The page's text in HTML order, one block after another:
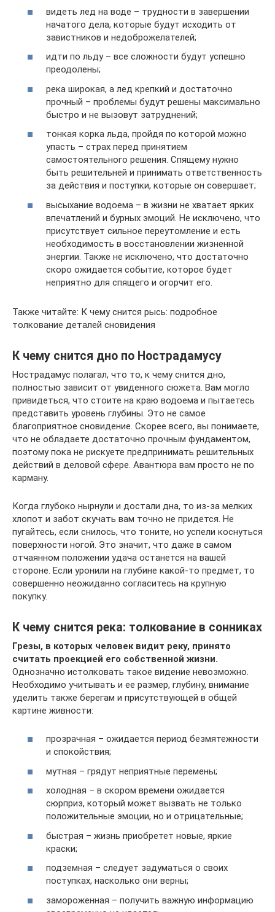
видеть лед на воде – трудности в завершении
начатого дела, которые будут исходить от
завистников и недоброжелателей;
идти по льду – все сложности будут успешно
преодолены;
река широкая, а лед крепкий и достаточно
прочный – проблемы будут решены максимально
быстро и не вызовут затруднений;
тонкая корка льда, пройдя по которой можно
упасть – страх перед принятием
самостоятельного решения. Спящему нужно
быть решительней и принимать ответственность
за действия и поступки, которые он совершает;
высыхание водоема – в жизни не хватает ярких
впечатлений и бурных эмоций. Не исключено, что
присутствует сильное переутомление и есть
необходимость в восстановлении жизненной
энергии. Также не исключено, что достаточно
скоро ожидается событие, которое будет
неприятно для спящего и огорчит его.
Также читайте: К чему снится рысь: подробное
толкование деталей сновидения
К чему снится дно по Нострадамусу
Нострадамус полагал, что то, к чему снится дно,
полностью зависит от увиденного сюжета. Вам могло
привидеться, что стоите на краю водоема и пытаетесь
представить уровень глубины. Это не самое
благоприятное сновидение. Скорее всего, вы понимаете,
что не обладаете достаточно прочным фундаментом,
поэтому пока не рискуете предпринимать решительных
действий в деловой сфере. Авантюра вам просто не по
карману.
Когда глубоко нырнули и достали дна, то из-за мелких
хлопот и забот скучать вам точно не придется. Не
пугайтесь, если снилось, что тоните, но успели коснуться
поверхности ногой. Это значит, что даже в самом
отчаянном положении удача останется на вашей
стороне. Если уронили на глубине какой-то предмет, то
совершенно неожиданно согласитесь на крупную
покупку.
К чему снится река: толкование в сонниках
Грезы, в которых человек видит реку, принято
считать проекцией его собственной жизни.
Однозначно истолковать такое видение невозможно.
Необходимо учитывать и ее размер, глубину, внимание
уделить также берегам и присутствующей в общей
картине живности:
прозрачная – ожидается период безмятежности
и спокойствия;
мутная – грядут неприятные перемены;
холодная – в скором времени ожидается
сюрприз, который может вызвать не только
положительные эмоции, но и отрицательные;
быстрая – жизнь приобретет новые, яркие
краски;
подземная – следует задуматься о своих
поступках, насколько они верны;
замороженная – получить важную информацию